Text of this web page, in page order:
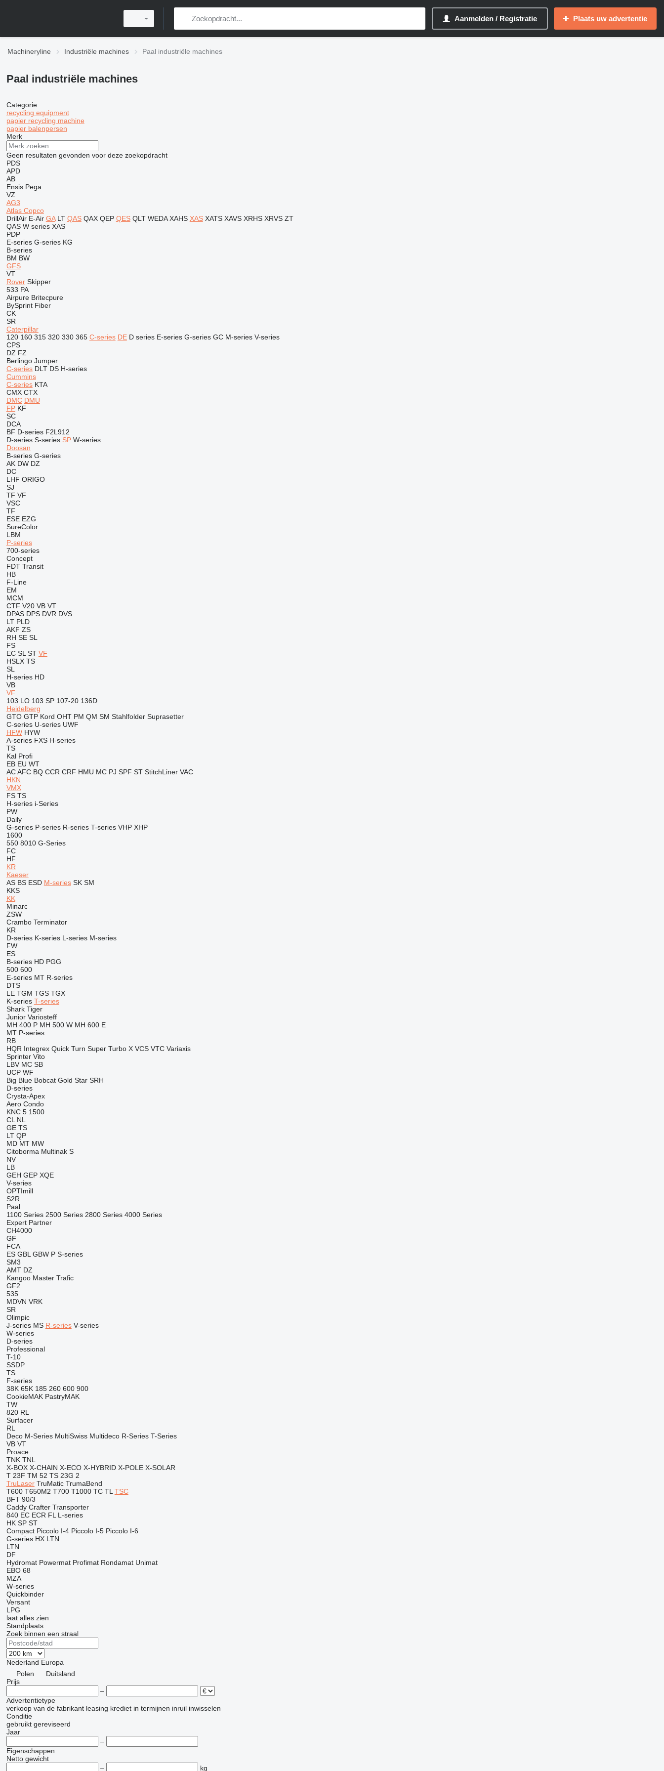
Aanmelden / Registratie Plaats uw advertentie
Machineryline Industriële machines Paal industriële machines
Paal industriële machines
Categorie
recycling equipment
papier recycling machine
papier balenpersen
Merk
Geen resultaten gevonden voor deze zoekopdracht
PDS
APD
AB
Ensis Pega
VZ
AG3
Atlas Copco
DrillAir E-Air GA LT QAS QAX QEP QES QLT WEDA XAHS XAS XATS XAVS XRHS XRVS ZT
QAS W series XAS
PDP
E-series G-series KG
B-series
BM BW
GFS
VT
Rover Skipper
533 PA
Airpure Britecpure
BySprint Fiber
CK
SR
Caterpillar
120 160 315 320 330 365 C-series DE D series E-series G-series GC M-series V-series
CPS
DZ FZ
Berlingo Jumper
C-series DLT DS H-series
Cummins
C-series KTA
CMX CTX
DMC DMU
FP KF
SC
DCA
BF D-series F2L912
D-series S-series SP W-series
Doosan
B-series G-series
AK DW DZ
DC
LHF ORIGO
SJ
TF VF
VSC
TF
ESE EZG
SureColor
LBM
P-series
700-series
Concept
FDT Transit
HB
F-Line
EM
MCM
CTF V20 VB VT
DPAS DPS DVR DVS
LT PLD
AKF ZS
RH SE SL
FS
EC SL ST VF
HSLX TS
SL
H-series HD
VB
VF
103 LO 103 SP 107-20 136D
Heidelberg
GTO GTP Kord OHT PM QM SM Stahlfolder Suprasetter
C-series U-series UWF
HFW HYW
A-series FXS H-series
TS
Kal Profi
EB EU WT
AC AFC BQ CCR CRF HMU MC PJ SPF ST StitchLiner VAC
HKN
VMX
FS TS
H-series i-Series
PW
Daily
G-series P-series R-series T-series VHP XHP
1600
550 8010 G-Series
FC
HF
KR
Kaeser
AS BS ESD M-series SK SM
KKS
KK
Minarc
ZSW
Crambo Terminator
KR
D-series K-series L-series M-series
FW
ES
B-series HD PGG
500 600
E-series MT R-series
DTS
LE TGM TGS TGX
K-series T-series
Shark Tiger
Junior Variosteff
MH 400 P MH 500 W MH 600 E
MT P-series
RB
HQR Integrex Quick Turn Super Turbo X VCS VTC Variaxis
Sprinter Vito
LBV MC SB
UCP WF
Big Blue Bobcat Gold Star SRH
D-series
Crysta-Apex
Aero Condo
KNC 5 1500
CL NL
GE TS
LT QP
MD MT MW
Citoborma Multinak S
NV
LB
GEH GEP XQE
V-series
OPTImill
S2R
Paal
1100 Series 2500 Series 2800 Series 4000 Series
Expert Partner
CH4000
GF
FCA
ES GBL GBW P S-series
SM3
AMT DZ
Kangoo Master Trafic
GF2
535
MDVN VRK
SR
Olimpic
J-series MS R-series V-series
W-series
D-series
Professional
T-10
SSDP
TS
F-series
38K 65K 185 260 600 900
CookieMAK PastryMAK
TW
820 RL
Surfacer
RL
Deco M-Series MultiSwiss Multideco R-Series T-Series
VB VT
Proace
TNK TNL
X-BOX X-CHAIN X-ECO X-HYBRID X-POLE X-SOLAR
T 23F TM 52 TS 23G 2
TruLaser TruMatic TrumaBend
T600 T650M2 T700 T1000 TC TL TSC
BFT 90/3
Caddy Crafter Transporter
840 EC ECR FL L-series
HK SP ST
Compact Piccolo I-4 Piccolo I-5 Piccolo I-6
G-series HX LTN
LTN
DF
Hydromat Powermat Profimat Rondamat Unimat
EBO 68
MZA
W-series
Quickbinder
Versant
LPG
laat alles zien
Standplaats
Zoek binnen een straal
Nederland Europa
Polen
Duitsland
Prijs
–
Advertentietype
verkoop van de fabrikant leasing krediet in termijnen inruil inwisselen
Conditie
gebruikt gereviseerd
Jaar
–
Eigenschappen
Netto gewicht
–
kg